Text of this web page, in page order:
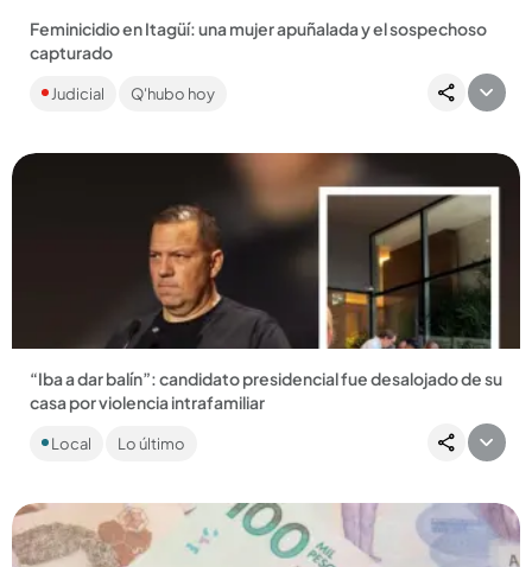
Feminicidio en Itagüí: una mujer apuñalada y el sospechoso
capturado
Recreación y Deporte del municipio. El señalado asesino,
Judicial Q'hubo hoy
Compartir Noticia
“Iba a dar balín”: candidato presidencial fue desalojado de su
casa por violencia intrafamiliar
mamá de su hijo y que todo forma parte de un ataque con
Local Lo último